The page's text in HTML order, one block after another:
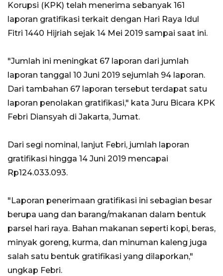
Korupsi (KPK) telah menerima sebanyak 161
laporan gratifikasi terkait dengan Hari Raya Idul
Fitri 1440 Hijriah sejak 14 Mei 2019 sampai saat ini.
"Jumlah ini meningkat 67 laporan dari jumlah
laporan tanggal 10 Juni 2019 sejumlah 94 laporan.
Dari tambahan 67 laporan tersebut terdapat satu
laporan penolakan gratifikasi," kata Juru Bicara KPK
Febri Diansyah di Jakarta, Jumat.
Dari segi nominal, lanjut Febri, jumlah laporan
gratifikasi hingga 14 Juni 2019 mencapai
Rp124.033.093.
"Laporan penerimaan gratifikasi ini sebagian besar
berupa uang dan barang/makanan dalam bentuk
parsel hari raya. Bahan makanan seperti kopi, beras,
minyak goreng, kurma, dan minuman kaleng juga
salah satu bentuk gratifikasi yang dilaporkan,"
ungkap Febri.